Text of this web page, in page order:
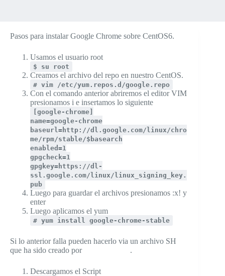
Pasos para instalar Google Chrome sobre CentOS6.
Usamos el usuario root
$ su root
Creamos el archivo del repo en nuestro CentOS.
# vim /etc/yum.repos.d/google.repo
Con el comando anterior abriremos el editor VIM
presionamos i e insertamos lo siguiente
[google-chrome]
name=google-chrome
baseurl=http://dl.google.com/linux/chro
me/rpm/stable/$basearch
enabled=1
gpgcheck=1
gpgkey=https://dl-
ssl.google.com/linux/linux_signing_key.
pub
Luego para guardar el archivos presionamos :x! y
enter
Luego aplicamos el yum
# yum install google-chrome-stable
Si lo anterior falla pueden hacerlo via un archivo SH
que ha sido creado por
.
Descargamos el Script